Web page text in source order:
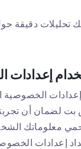
تحليلات دقيقة
لضمان أن
معلوماتك